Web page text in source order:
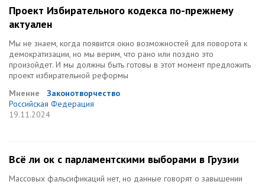
Проект Избирательного кодекса по-прежнему
актуален
Мы не знаем, когда появится окно возможностей для поворота к
демократизации, но мы верим, что рано или поздно это
произойдет. И мы должны быть готовы в этот момент предложить
проект избирательной реформы
Мнение
Законотворчество
Российская Федерация
19.11.2024
Всё ли ок с парламентскими выборами в Грузии
Массовых фальсификаций нет, но данные говорят о завышении